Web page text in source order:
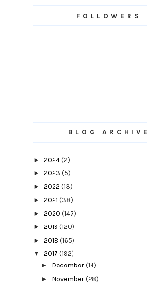
FOLLOWERS
BLOG ARCHIVE
► 2024(2)
► 2023 (5)
► 2022 (13)
► 2021 (38)
► 2020 (147)
► 2019 (120)
► 2018 (165)
▼ 2017 (192)
► December(14)
► November(28)